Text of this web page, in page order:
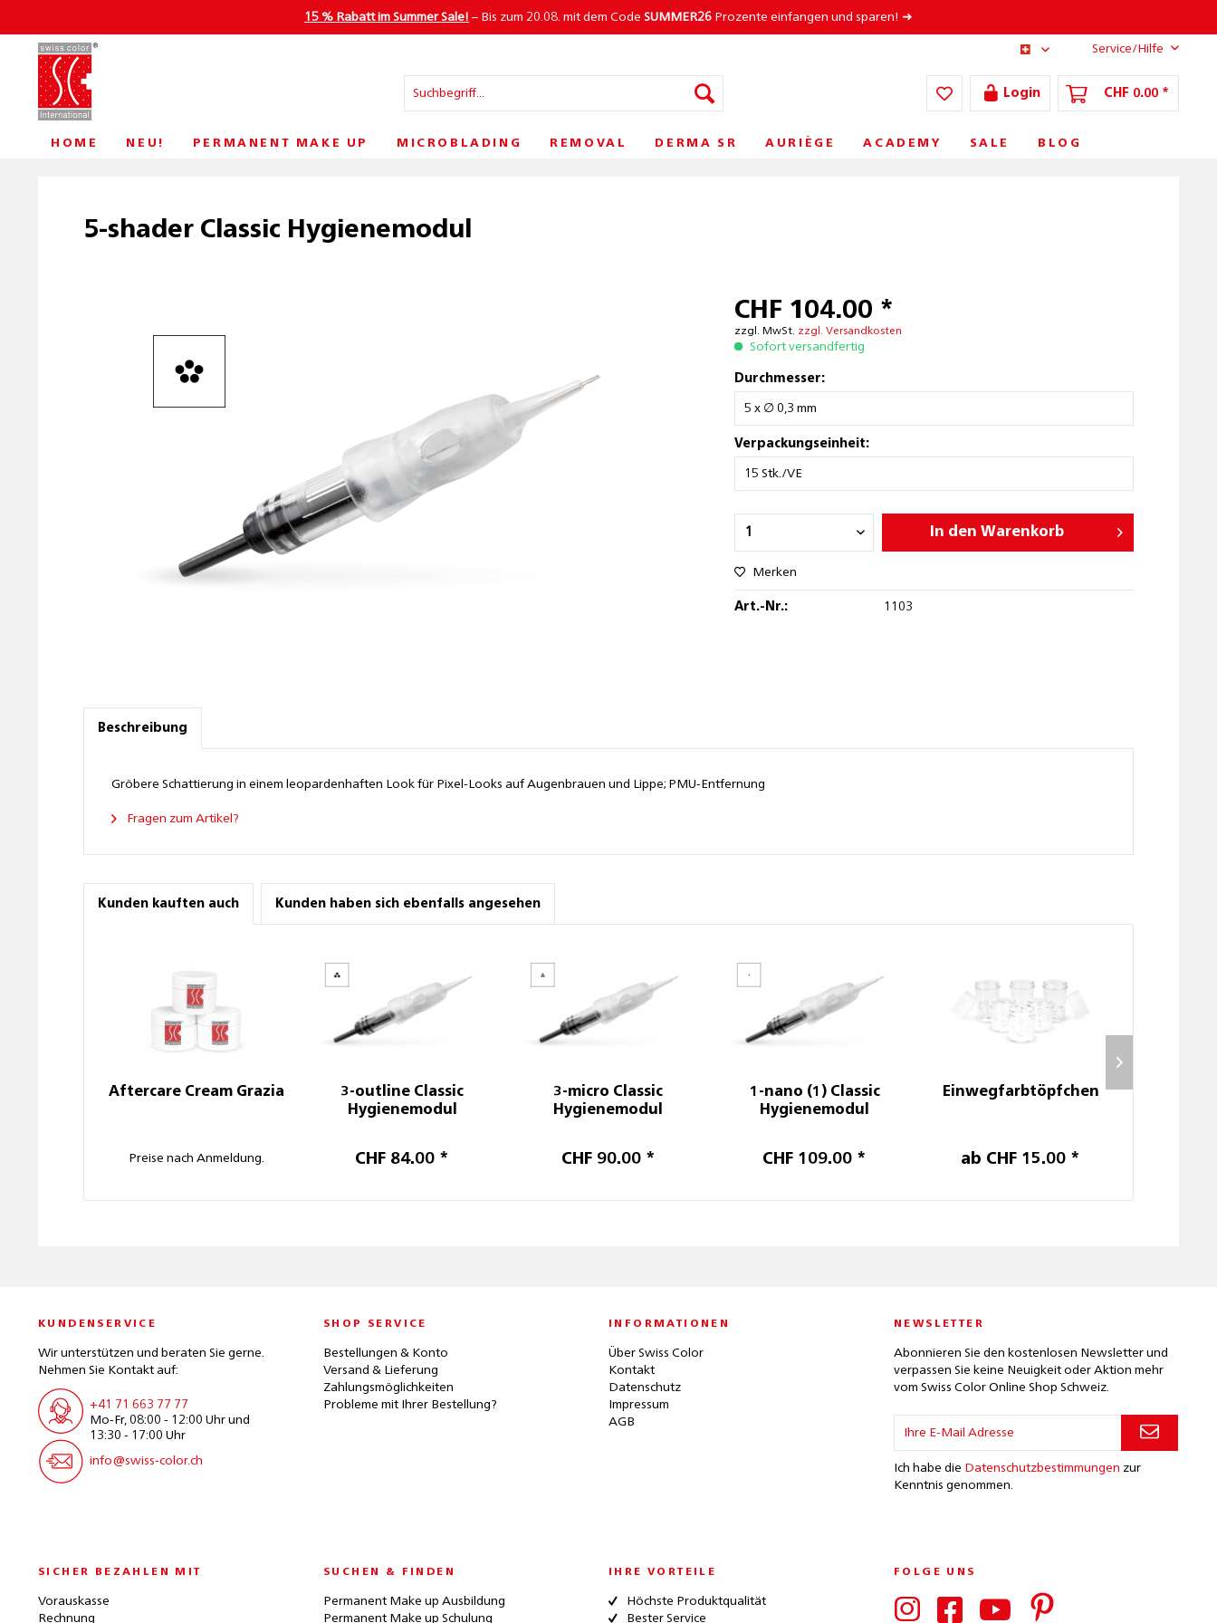
15 % Rabatt im Summer Sale! – Bis zum 20.08. mit dem Code SUMMER26 Prozente einfangen und sparen! ➜
CH/DE Service/Hilfe
Login CHF 0.00 *
HOME NEU! PERMANENT MAKE UP MICROBLADING REMOVAL DERMA SR AURIÈGE ACADEMY SALE BLOG
5-shader Classic Hygienemodul
CHF 104.00 *
zzgl. MwSt. zzgl. Versandkosten
Sofort versandfertig
Durchmesser:
Verpackungseinheit:
In den Warenkorb
Merken
Art.-Nr.: 1103
Beschreibung
Gröbere Schattierung in einem leopardenhaften Look für Pixel-Looks auf Augenbrauen und Lippe; PMU-Entfernung
Fragen zum Artikel?
Kunden kauften auch Kunden haben sich ebenfalls angesehen
Aftercare Cream Grazia
Preise nach Anmeldung.
3-outline Classic
Hygienemodul
CHF 84.00 *
3-micro Classic
Hygienemodul
CHF 90.00 *
1-nano (1) Classic
Hygienemodul
CHF 109.00 *
Einwegfarbtöpfchen
ab CHF 15.00 *
KUNDENSERVICE
Wir unterstützen und beraten Sie gerne.
Nehmen Sie Kontakt auf:
+41 71 663 77 77
Mo-Fr, 08:00 - 12:00 Uhr und
13:30 - 17:00 Uhr
info@swiss-color.ch
SHOP SERVICE
Bestellungen & Konto
Versand & Lieferung
Zahlungsmöglichkeiten
Probleme mit Ihrer Bestellung?
INFORMATIONEN
Über Swiss Color
Kontakt
Datenschutz
Impressum
AGB
NEWSLETTER
Abonnieren Sie den kostenlosen Newsletter und
verpassen Sie keine Neuigkeit oder Aktion mehr
vom Swiss Color Online Shop Schweiz.
Ich habe die Datenschutzbestimmungen zur
Kenntnis genommen.
SICHER BEZAHLEN MIT
Vorauskasse
Rechnung
SUCHEN & FINDEN
Permanent Make up Ausbildung
Permanent Make up Schulung
IHRE VORTEILE
Höchste Produktqualität
Bester Service
FOLGE UNS